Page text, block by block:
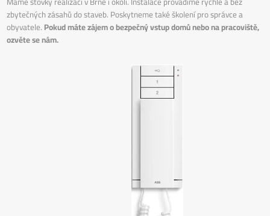
zbytečných zásahů do staveb. Poskytneme také školení pro správce a
obyvatele.Pokud máte zájem o bezpečný vstup domů nebo na pracoviště,
ozvěte se nám.